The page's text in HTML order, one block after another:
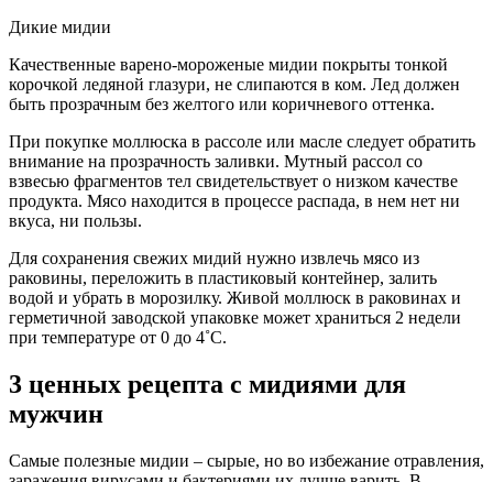
Дикие мидии
Качественные варено-мороженые мидии покрыты тонкой
корочкой ледяной глазури, не слипаются в ком. Лед должен
быть прозрачным без желтого или коричневого оттенка.
При покупке моллюска в рассоле или масле следует обратить
внимание на прозрачность заливки. Мутный рассол со
взвесью фрагментов тел свидетельствует о низком качестве
продукта. Мясо находится в процессе распада, в нем нет ни
вкуса, ни пользы.
Для сохранения свежих мидий нужно извлечь мясо из
раковины, переложить в пластиковый контейнер, залить
водой и убрать в морозилку. Живой моллюск в раковинах и
герметичной заводской упаковке может храниться 2 недели
при температуре от 0 до 4˚С.
3 ценных рецепта с мидиями для
мужчин
Самые полезные мидии – сырые, но во избежание отравления,